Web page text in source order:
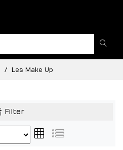
Les Make Up
Filter